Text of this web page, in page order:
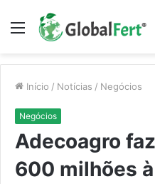
Menu
Início / Notícias / Negócios
Negócios
Adecoagro
600 milhões